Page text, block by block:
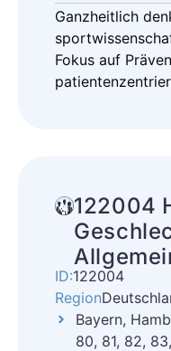
Ganzheitlich
Fokus auf
122004
ID:122004
Region
Bayern,
80, 81, 82,